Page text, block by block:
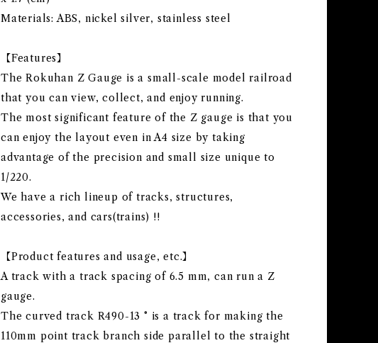
Materials: ABS, nickel silver, stainless steel
【Features】
The Rokuhan Z Gauge is a small-scale model railroad
that you can view, collect, and enjoy running.
The most significant feature of the Z gauge is that you
can enjoy the layout even in A4 size by taking
advantage of the precision and small size unique to
1/220.
We have a rich lineup of tracks, structures,
accessories, and cars(trains) !!
【Product features and usage, etc.】
A track with a track spacing of 6.5 mm, can run a Z
gauge.
The curved track R490-13 ° is a track for making the
110mm point track branch side parallel to the straight